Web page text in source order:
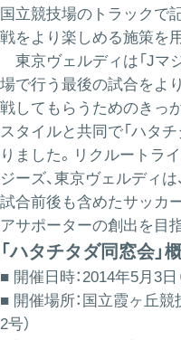
国立競技場のトラックで
戦をより楽しめる施策を
東京ヴェルディは「Jマ
場で行う最後の試合をよ
戦してもらうためのきっ
スタイルと共同で「ハタ
りました。リクルートラ
ジーズ、東京ヴェルディは
試合前後も含めたサッカ
アサポーターの創出を目
「ハタチタダ同窓会」
■ 開催日時：2014年5月3日（
■ 開催場所：国立霞ヶ丘
2号）